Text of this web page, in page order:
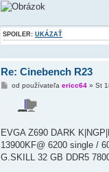
SPOILER: UKÁZAŤ
Re: Cinebench R23
P
v
o
k
od používateľa ericc64» St
EVGA Z690 DARK
13900KF@ 6200 single /
G.SKILL 32 GB DDR5